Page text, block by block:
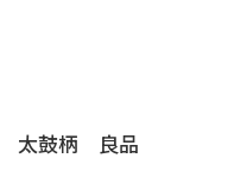
太鼓柄 良品